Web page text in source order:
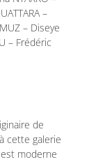
–
– Diseye
– Frédéric
de
cette galerie
moderne